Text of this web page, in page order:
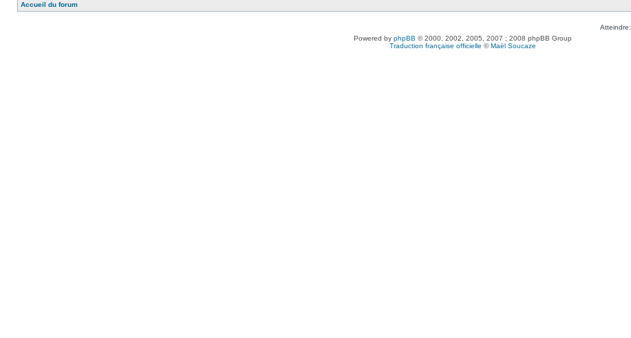
Accueil du forum
Atteindre:
Powered by phpBB © 2000, 2002, 2005, 2007 ; 2008 phpBB Group
Traduction française officielle ©Maël Soucaze